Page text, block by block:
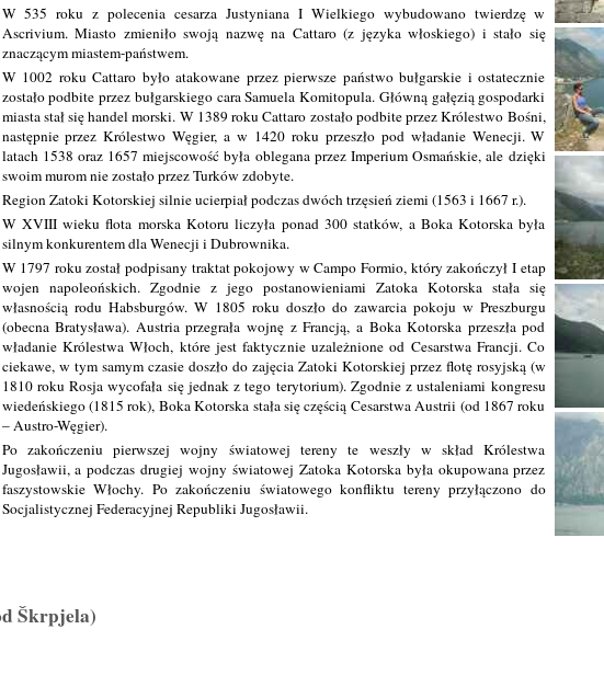
W 535 roku z polecenia cesarza Justyniana I Wielkiego wybudowano twierdzę w
Ascrivium. Miasto zmieniło swoją nazwę na Cattaro (z języka włoskiego) i stało się
znaczącym miastem-państwem.
W 1002 roku Cattaro było atakowane przez pierwsze państwo bułgarskie i ostatecznie
zostało podbite przez bułgarskiego cara Samuela Komitopula. Główną gałęzią gospodarki
miasta stał się handel morski. W 1389 roku Cattaro zostało podbite przez Królestwo Bośni,
następnie przez Królestwo Węgier, a w 1420 roku przeszło pod władanie Wenecji. W
latach 1538 oraz 1657 miejscowość była oblegana przez Imperium Osmańskie, ale dzięki
swoim murom nie zostało przez Turków zdobyte.
Region Zatoki Kotorskiej silnie ucierpiał podczas dwóch trzęsień ziemi (1563 i 1667 r.).
W XVIII wieku flota morska Kotoru liczyła ponad 300 statków, a Boka Kotorska była
silnym konkurentem dla Wenecji i Dubrownika.
W 1797 roku został podpisany traktat pokojowy w Campo Formio, który zakończył I etap
wojen napoleońskich. Zgodnie z jego postanowieniami Zatoka Kotorska stała się
własnością rodu Habsburgów. W 1805 roku doszło do zawarcia pokoju w Preszburgu
(obecna Bratysława). Austria przegrała wojnę z Francją, a Boka Kotorska przeszła pod
władanie Królestwa Włoch, które jest faktycznie uzależnione od Cesarstwa Francji. Co
ciekawe, w tym samym czasie doszło do zajęcia Zatoki Kotorskiej przez flotę rosyjską (w
1810 roku Rosja wycofała się jednak z tego terytorium). Zgodnie z ustaleniami kongresu
wiedeńskiego (1815 rok), Boka Kotorska stała się częścią Cesarstwa Austrii (od 1867 roku
– Austro-Węgier).
Po zakończeniu pierwszej wojny światowej tereny te weszły w skład Królestwa
Jugosławii, a podczas drugiej wojny światowej Zatoka Kotorska była okupowana przez
faszystowskie Włochy. Po zakończeniu światowego konfliktu tereny przyłączono do
Socjalistycznej Federacyjnej Republiki Jugosławii.
Škrpjela)